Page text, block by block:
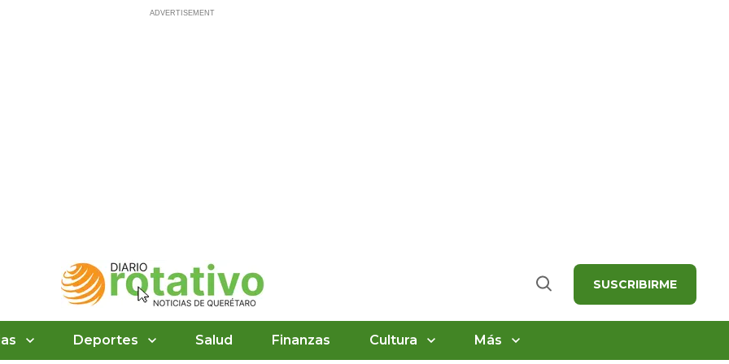
Buscar SUSCRIBIRME
Deportes Salud Finanzas Cultura Más